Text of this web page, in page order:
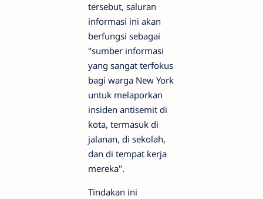
tersebut, saluran
informasi ini akan
berfungsi sebagai
"sumber informasi
yang sangat terfokus
bagi warga New York
untuk melaporkan
insiden antisemit di
kota, termasuk di
jalanan, di sekolah,
dan di tempat kerja
mereka".
Tindakan ini